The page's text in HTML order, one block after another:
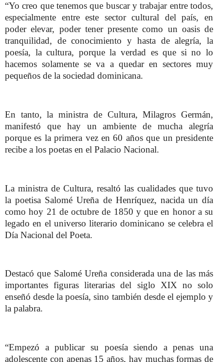
“Yo creo que tenemos que buscar y trabajar entre todos,
especialmente entre este sector cultural del país, en
poder elevar, poder tener presente como un oasis de
tranquilidad, de conocimiento y hasta de alegría, la
poesía, la cultura, porque la verdad es que si no lo
hacemos solamente se va a quedar en sectores muy
pequeños de la sociedad dominicana.
En tanto, la ministra de Cultura, Milagros Germán,
manifestó que hay un ambiente de mucha alegría
porque es la primera vez en 60 años que un presidente
recibe a los poetas en el Palacio Nacional.
La ministra de Cultura, resaltó las cualidades que tuvo
la poetisa Salomé Ureña de Henríquez, nacida un día
como hoy 21 de octubre de 1850 y que en honor a su
legado en el universo literario dominicano se celebra el
Día Nacional del Poeta.
Destacó que Salomé Ureña considerada una de las más
importantes figuras literarias del siglo XIX no solo
enseñó desde la poesía, sino también desde el ejemplo y
la palabra.
“Empezó a publicar su poesía siendo a penas una
adolescente con apenas 15 años, hay muchas formas de